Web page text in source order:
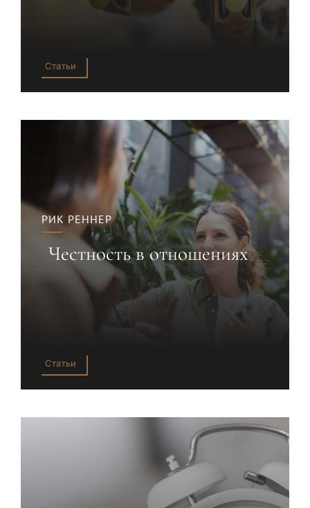
Статьи
РИК РЕННЕР
Честность в отношениях
Статьи